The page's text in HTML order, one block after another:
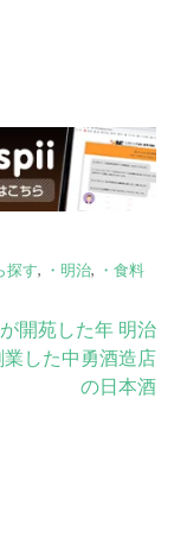
探す, ・明治, ・食料
開苑した年 明治
業した中勇酒造店
の日本酒